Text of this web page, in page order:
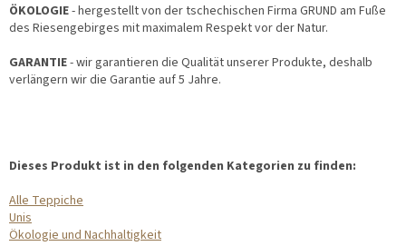
ÖKOLOGIE- hergestellt von der tschechischen Firma GRUND am Fuße
des Riesengebirges mit maximalem Respekt vor der Natur.
GARANTIE- wir garantieren die Qualität unserer Produkte, deshalb
verlängern wir die Garantie auf 5 Jahre.
Dieses Produkt ist in den folgenden Kategorien zu finden:
Alle Teppiche
Unis
Ökologie und Nachhaltigkeit